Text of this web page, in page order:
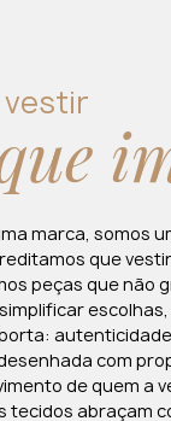
marca, somos
que
peças que não
com
de quem a
tecidos abraçam